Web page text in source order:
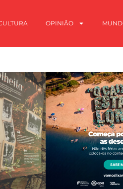
OPINIÃO